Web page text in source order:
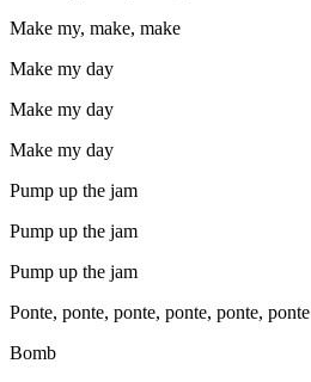
Make my, make, make
Make my day
Make my day
Make my day
Pump up the jam
Pump up the jam
Pump up the jam
Ponte, ponte, ponte, ponte, ponte, ponte
Bomb